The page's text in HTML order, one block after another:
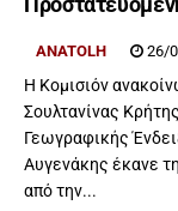
ANATOLH 26/
Η Κομισιόν
Σουλτανίνας
Γεωγραφικής
Αυγενάκης έκανε
από την...